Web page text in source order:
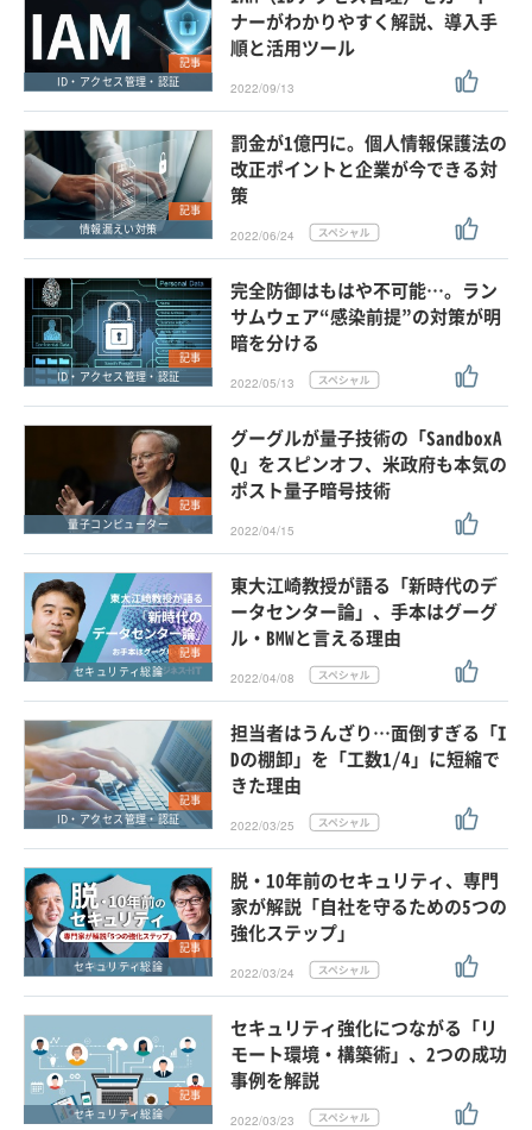
記事
ID・アクセス管理・認証
ナーがわかりやすく解説、導入手
順と活用ツール
2022/09/13
記事
情報漏えい対策
罰金が1億円に。個人情報保護法の
改正ポイントと企業が今できる対
策
2022/06/24
記事
ID・アクセス管理・認証
完全防御はもはや不可能…。ラン
サムウェア“感染前提”の対策が明
暗を分ける
2022/05/13
記事
量子コンピューター
グーグルが量子技術の「SandboxA
Q」をスピンオフ、米政府も本気の
ポスト量子暗号技術
2022/04/15
記事
セキュリティ総論
東大江崎教授が語る「新時代のデ
ータセンター論」、手本はグーグ
ル・BMWと言える理由
2022/04/08
記事
ID・アクセス管理・認証
担当者はうんざり…面倒すぎる「I
Dの棚卸」を「工数1/4」に短縮で
きた理由
2022/03/25
記事
セキュリティ総論
脱・10年前のセキュリティ、専門
家が解説「自社を守るための5つの
強化ステップ」
2022/03/24
記事
セキュリティ総論
セキュリティ強化につながる「リ
モート環境・構築術」、2つの成功
事例を解説
2022/03/23